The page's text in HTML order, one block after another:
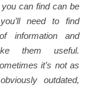
can find can be
need to find
information and
them useful.
it’s not as
outdated,